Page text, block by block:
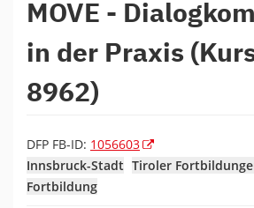
MOVE -
in der Praxis
8962)
DFP FB-ID: 1056603
Innsbruck-Stadt Tiroler
Fortbildung